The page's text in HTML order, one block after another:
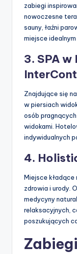
zabiegi
nowoczesne
sauny, łaźni
miejsce idealnym
3. SPA w
Znajdujące się
w piersiach
osób
widokami.
indywidualnych
4.
Miejsce
zdrowia i urody.
medycyny
relaksacyjnych,
poszukujących